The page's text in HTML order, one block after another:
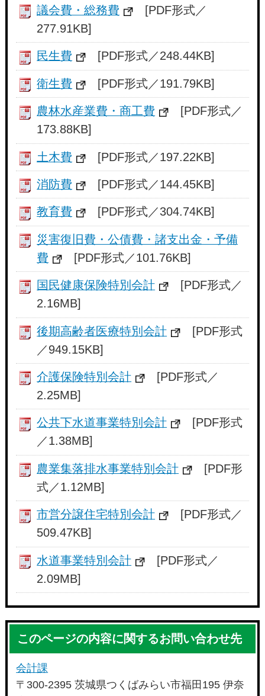
議会費・総務費
[PDF形式／
277.91KB]
民生費 [PDF形式／248.44KB]
衛生費 [PDF形式／191.79KB]
農林水産業費・商工費
[PDF形式／
173.88KB]
土木費 [PDF形式／197.22KB]
消防費 [PDF形式／144.45KB]
教育費 [PDF形式／304.74KB]
災害復旧費・公債費・諸支出金・予備
費
[PDF形式／101.76KB]
国民健康保険特別会計
[PDF形式／
2.16MB]
後期高齢者医療特別会計
[PDF形式
／949.15KB]
介護保険特別会計
[PDF形式／
2.25MB]
公共下水道事業特別会計
[PDF形式
／1.38MB]
農業集落排水事業特別会計
[PDF形
式／1.12MB]
市営分譲住宅特別会計
[PDF形式／
509.47KB]
水道事業特別会計
[PDF形式／
2.09MB]
このページの内容に関するお問い合わせ先
会計課
〒300-2395 茨城県つくばみらい市福田195 伊奈